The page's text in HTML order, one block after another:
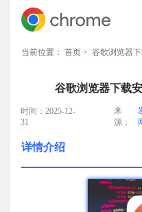
当前位置： 首页 > 谷歌浏览器
谷歌浏览器下载
时间：2025-12-
31
来
源：
详情介绍